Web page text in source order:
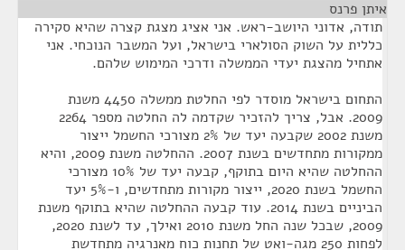
איתן פרנס
תודה, אדוני היושב-ראש. אני אציג מצגת קצרה שהיא סקירה
כללית על השוק הסולארי בישראל, ועל המשבר הנוכחי. אני
אתחיל מהצגת יעדי הממשלה ודרכי המימוש שלהם.
התחום בישראל מוסדר לפי החלטת ממשלה 4450 משנת
2009. אבל, צריך להזכיר שקדמה לה החלטה מספר 2264
משנת 2002 שקבעה יעד של 2% מצורכי החשמל ייצור
ממקורות מתחדשים בשנת 2007. ההחלטה משנת 2009, והיא
ההחלטה שהיא היום בתוקף, קבעה יעד של 10% מצורכי
החשמל בשנת 2020, ייצור מקורות מתחדשים, ו-5% יעד
הביניים בשנת 2014. עוד קבעה ההחלטה שהיא בתוקף משנת
2009, שבכל שנה החל משנת 2010 ואילך, עד לשנת 2020,
לפחות 250 מגה-ואט של תחנות כוח מאנרגיה מתחדשת